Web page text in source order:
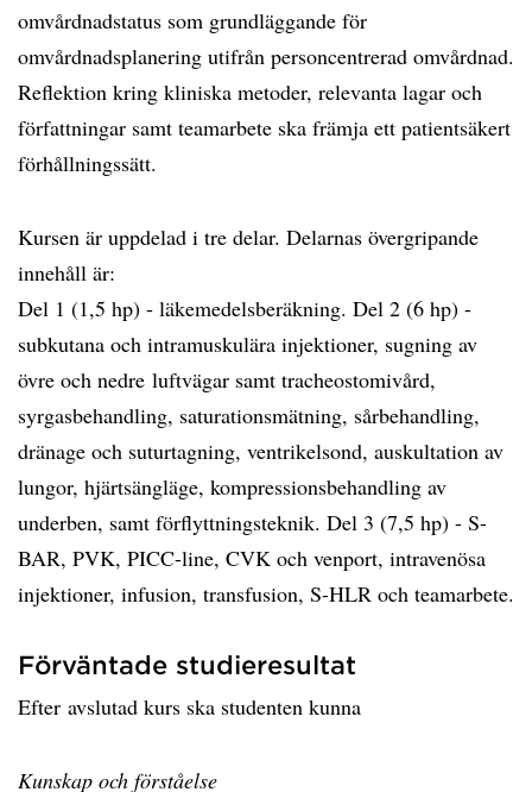
omvårdnadstatus som grundläggande för
omvårdnadsplanering utifrån personcentrerad omvårdnad.
Reflektion kring kliniska metoder, relevanta lagar och
författningar samt teamarbete ska främja ett patientsäkert
förhållningssätt.
Kursen är uppdelad i tre delar. Delarnas övergripande
innehåll är:
Del 1 (1,5 hp) - läkemedelsberäkning. Del 2 (6 hp) -
subkutana och intramuskulära injektioner, sugning av
övre och nedre luftvägar samt tracheostomivård,
syrgasbehandling, saturationsmätning, sårbehandling,
dränage och suturtagning, ventrikelsond, auskultation av
lungor, hjärtsängläge, kompressionsbehandling av
underben, samt förflyttningsteknik. Del 3 (7,5 hp) - S-
BAR, PVK, PICC-line, CVK och venport, intravenösa
injektioner, infusion, transfusion, S-HLR och teamarbete.
Förväntade studieresultat
Efter avslutad kurs ska studenten kunna
Kunskap och förståelse